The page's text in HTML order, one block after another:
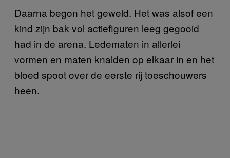
Daarna begon het geweld. Het was alsof een
kind zijn bak vol actiefiguren leeg gegooid
had in de arena. Ledematen in allerlei
vormen en maten knalden op elkaar in en het
bloed spoot over de eerste rij toeschouwers
heen.